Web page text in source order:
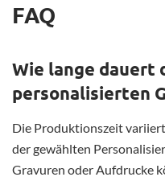
FAQ
Wie lange dauert
personalisierten
Die Produktionszeit
der gewählten
Gravuren oder Aufdrucke